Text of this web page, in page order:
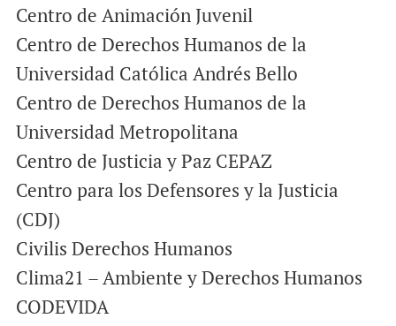
Centro de Animación Juvenil
Centro de Derechos Humanos de la
Universidad Católica Andrés Bello
Centro de Derechos Humanos de la
Universidad Metropolitana
Centro de Justicia y Paz CEPAZ
Centro para los Defensores y la Justicia
(CDJ)
Civilis Derechos Humanos
Clima21 – Ambiente y Derechos Humanos
CODEVIDA